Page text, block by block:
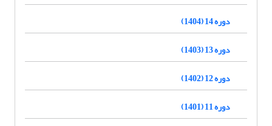
دوره 14 (1404)
دوره 13 (1403)
دوره 12 (1402)
دوره 11 (1401)